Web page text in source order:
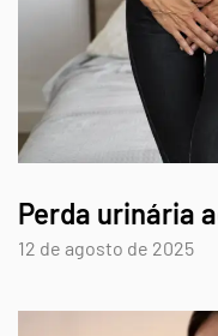
Perda urinária
12 de agosto de 2025